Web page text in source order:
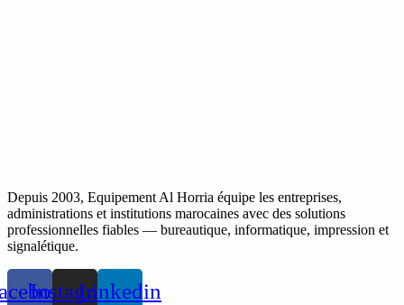
Depuis 2003, Equipement Al Horria équipe les entreprises,
administrations et institutions marocaines avec des solutions
professionnelles fiables — bureautique, informatique, impression et
signalétique.
InstagramLinkedin